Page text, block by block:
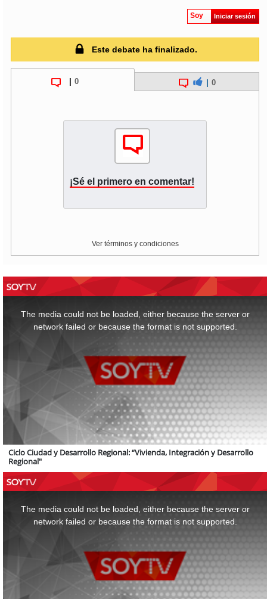
Soy Iniciar sesión
Este debate ha finalizado.
0 0
¡Sé el primero en comentar!
Ver términos y condiciones
The media could not be loaded, either because the server or
network failed or because the format is not supported.
Ciclo Ciudad y Desarrollo Regional: “Vivienda, Integración y Desarrollo
Regional"
The media could not be loaded, either because the server or
network failed or because the format is not supported.